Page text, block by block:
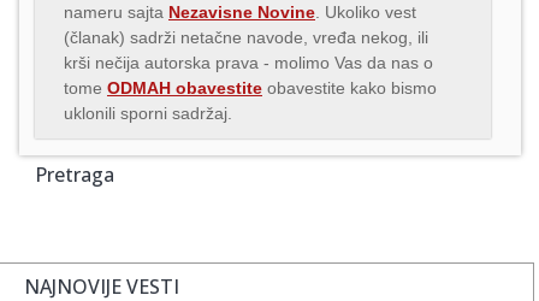
nameru sajta Nezavisne Novine . Ukoliko vest
(članak) sadrži netačne navode, vređa nekog, ili
krši nečija autorska prava - molimo Vas da nas o
tome ODMAH obavestite obavestite kako bismo
uklonili sporni sadržaj.
Pretraga
NAJNOVIJE VESTI